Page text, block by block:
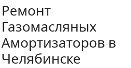
Ремонт
Газомасляных
Амортизаторов в
Челябинске